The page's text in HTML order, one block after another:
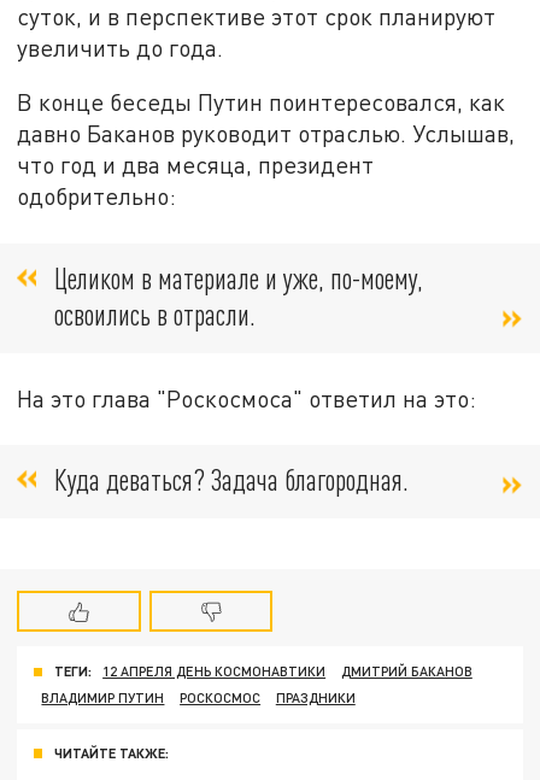
суток, и в перспективе этот срок планируют
увеличить до года.
В конце беседы Путин поинтересовался, как
давно Баканов руководит отраслью. Услышав,
что год и два месяца, президент
одобрительно:
Целиком в материале и уже, по-моему,
освоились в отрасли
На это глава "Роскосмоса" ответил на это:
Куда деваться? Задача благородная.
ТЕГИ: 12 АПРЕЛЯ ДЕНЬ КОСМОНАВТИКИ
ДМИТРИЙ БАКАНОВ
ВЛАДИМИР ПУТИН
РОСКОСМОС ПРАЗДНИКИ
ЧИТАЙТЕ ТАКЖЕ: